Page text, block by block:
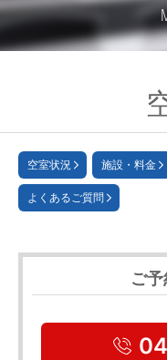
空室状況 施設・料金
よくあるご質問
ご